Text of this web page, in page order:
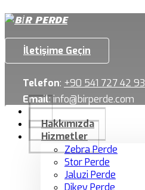
İletişime Geçin
Telefon: +90 541 727 42 93
Email:info@birperde.com
Hakkımızda
Hizmetler
Zebra Perde
Stor Perde
Jaluzi Perde
Dikey Perde